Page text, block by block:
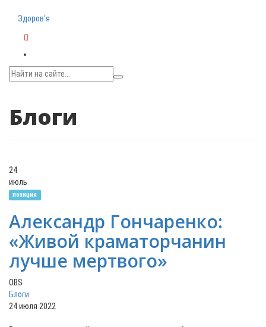
Здоров‘я
Блоги
24
июль
позиция
Александр Гончаренко:
«Живой краматорчанин
лучше мертвого»
OBS
Блоги
24 июля 2022